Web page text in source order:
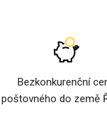
Bezkonkurenční
poštovného do země